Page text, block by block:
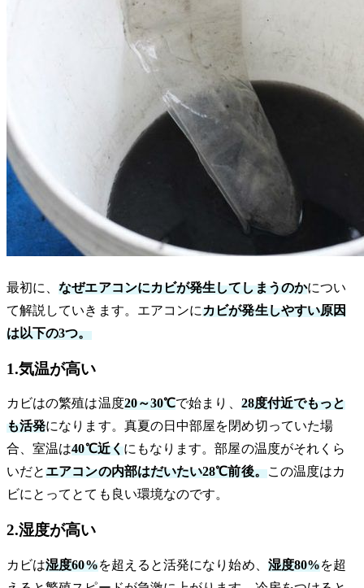
最初に、なぜエアコンにカビが発生してしまうのかについ
て解説していきます。エアコンにカビが発生しやすい原因
は以下の3つ。
1.気温が高い
カビはの繁殖は温度20～30℃で始まり、 28度付近でもっと
も活発になります。真夏の日中部屋を閉め切っていた場
合、室温は40℃近くにもなります。部屋の温度がそれくら
いだとエアコンの内部はだいたい28℃前後。この温度はカ
ビにとってとても良い環境なのです。
2.湿度が高い
カビは湿度60%を超えると活発になり始め、 湿度80%を超